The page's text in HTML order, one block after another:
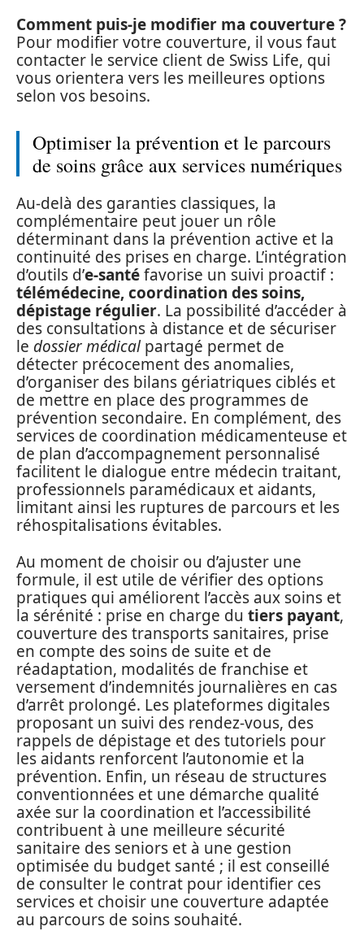
Comment puis-je modifier ma couverture ?
Pour modifier votre couverture, il vous faut
contacter le service client de Swiss Life, qui
vous orientera vers les meilleures options
selon vos besoins.
Optimiser la prévention et le parcours
de soins grâce aux services numériques
Au-delà des garanties classiques, la
complémentaire peut jouer un rôle
déterminant dans la prévention active et la
continuité des prises en charge. L’intégration
d’outils d’e-santéfavorise un suivi proactif :
télémédecine, coordination des soins,
dépistage régulier. La possibilité d’accéder à
des consultations à distance et de sécuriser
le dossier médicalpartagé permet de
détecter précocement des anomalies,
d’organiser des bilans gériatriques ciblés et
de mettre en place des programmes de
prévention secondaire. En complément, des
services de coordination médicamenteuse et
de plan d’accompagnement personnalisé
facilitent le dialogue entre médecin traitant,
professionnels paramédicaux et aidants,
limitant ainsi les ruptures de parcours et les
réhospitalisations évitables.
Au moment de choisir ou d’ajuster une
formule, il est utile de vérifier des options
pratiques qui améliorent l’accès aux soins et
la sérénité : prise en charge du tiers payant,
couverture des transports sanitaires, prise
en compte des soins de suite et de
réadaptation, modalités de franchise et
versement d’indemnités journalières en cas
d’arrêt prolongé. Les plateformes digitales
proposant un suivi des rendez‑vous, des
rappels de dépistage et des tutoriels pour
les aidants renforcent l’autonomie et la
prévention. Enfin, un réseau de structures
conventionnées et une démarche qualité
axée sur la coordination et l’accessibilité
contribuent à une meilleure sécurité
sanitaire des seniors et à une gestion
optimisée du budget santé ; il est conseillé
de consulter le contrat pour identifier ces
services et choisir une couverture adaptée
au parcours de soins souhaité.